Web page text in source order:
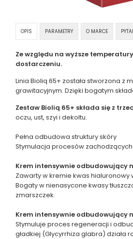
OPIS PARAMETRY O MARCE
Ze względu na wyższe
dostarczeniu.
Linia Bioliq 65+ została stworzona
grawitacyjnym. Dzięki bogatym
Zestaw Bioliq 65+ składa się z
oczu, ust, szyi i dekoltu.
Pełna odbudowa struktury skóry
Stymulacja procesów
Krem intensywnie odbudowujący
Zawarty w kremie kwas
Bogaty w nienasycone kwasy
zmarszczek.
Krem intensywnie odbudowujący
Stymuluje proces regeneracji i
gładkiej (Glycyrrhiza glabra) działa